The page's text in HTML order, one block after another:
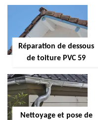
Réparation de dessous
de toiture PVC 59
Nettoyage et pose de